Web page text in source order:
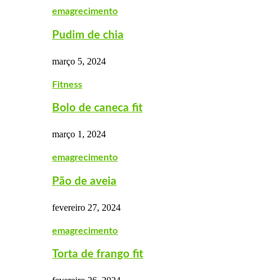
emagrecimento
Pudim de chia
março 5, 2024
Fitness
Bolo de caneca fit
março 1, 2024
emagrecimento
Pão de aveia
fevereiro 27, 2024
emagrecimento
Torta de frango fit